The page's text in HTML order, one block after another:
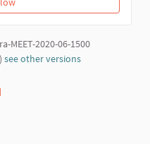
MEET-2020-06-1500
see other versions